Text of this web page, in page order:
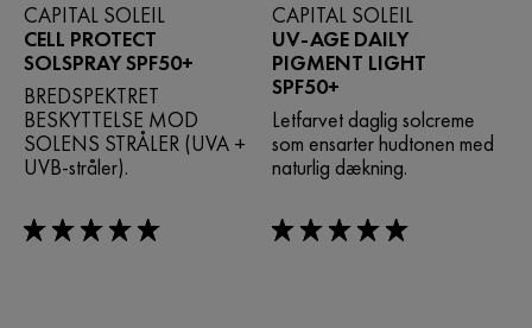
CAPITAL SOLEIL
CELL PROTECT
SOLSPRAY SPF50+
BREDSPEKTRET
BESKYTTELSE MOD
SOLENS STRÅLER (UVA +
UVB-stråler).
5/5
CAPITAL SOLEIL
UV-AGE DAILY
PIGMENT LIGHT
SPF50+
Letfarvet daglig solcreme
som ensarter hudtonen med
naturlig dækning.
5/5